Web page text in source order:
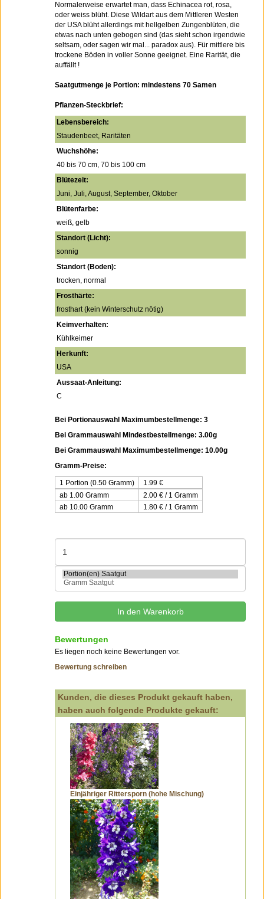
Normalerweise erwartet man, dass Echinacea rot, rosa,
oder weiss blüht. Diese Wildart aus dem Mittleren Westen
der USA blüht allerdings mit hellgelben Zungenblüten, die
etwas nach unten gebogen sind (das sieht schon irgendwie
seltsam, oder sagen wir mal... paradox aus). Für mittlere bis
trockene Böden in voller Sonne geeignet. Eine Rarität, die
auffällt !
Saatgutmenge je Portion: mindestens 70 Samen
Pflanzen-Steckbrief:
Lebensbereich:
Staudenbeet, Raritäten
Wuchshöhe:
40 bis 70 cm, 70 bis 100 cm
Blütezeit:
Juni, Juli, August, September, Oktober
Blütenfarbe:
weiß, gelb
Standort (Licht):
sonnig
Standort (Boden):
trocken, normal
Frosthärte:
frosthart (kein Winterschutz nötig)
Keimverhalten:
Kühlkeimer
Herkunft:
USA
Aussaat-Anleitung:
C
Bei Portionauswahl Maximumbestellmenge: 3
Bei Grammauswahl Mindestbestellmenge: 3.00g
Bei Grammauswahl Maximumbestellmenge: 10.00g
Gramm-Preise:
1 Portion (0.50 Gramm) 1.99 €
ab 1.00 Gramm
2.00 € / 1 Gramm
ab 10.00 Gramm
1.80 € / 1 Gramm
Bewertungen
Es liegen noch keine Bewertungen vor.
Bewertung schreiben
Kunden, die dieses Produkt gekauft haben,
haben auch folgende Produkte gekauft:
Einjähriger Rittersporn (hohe Mischung)